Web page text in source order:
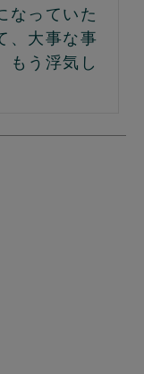
なっていた
、大事な事
もう浮気し